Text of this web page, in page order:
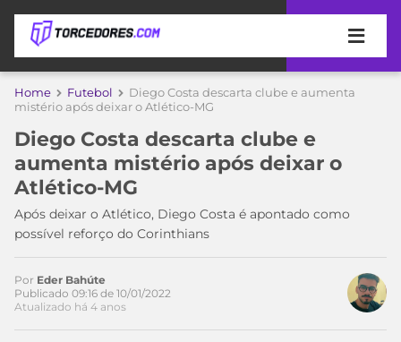
APOSTAS
DE
APOSTA
MELHORES
SITES
DE
APOSTAS
2026
COPA
DO
MUNDO
TIMES
MEU
TIME
CAMPEONATOS
Home Futebol
Diego Costa descarta clube e aumenta
mistério após deixar o Atlético-MG
Diego Costa descarta clube e
aumenta mistério após deixar o
Atlético-MG
Após deixar o Atlético, Diego Costa é apontado como
possível reforço do Corinthians
Por Eder Bahúte
Publicado 09:16 de 10/01/2022
Atualizado há 4 anos